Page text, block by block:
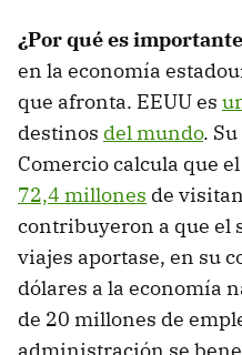
¿Por qué es
en la economía
que afronta. EEUU es
destinos del mundo.
Comercio calcula que
72,4 millones de
contribuyeron a que el
viajes aportase, en su
dólares a la economía
de 20 millones de
administración se